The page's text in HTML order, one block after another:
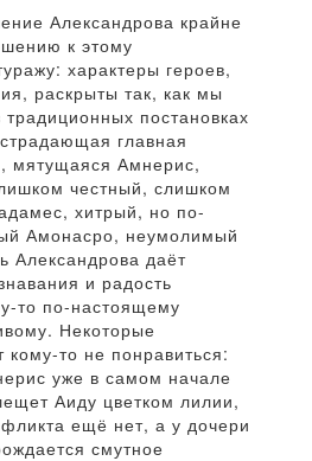
Александрова крайне
к этому
характеры героев,
раскрыты так, как мы
постановках
главная
мятущаяся Амнерис,
честный, слишком
хитрый, но по-
Амонасро, неумолимый
Александрова даёт
и радость
то по-настоящему
Некоторые
кому-то не понравиться:
уже в самом начале
Аиду цветком лилии,
ещё нет, а у дочери
смутное